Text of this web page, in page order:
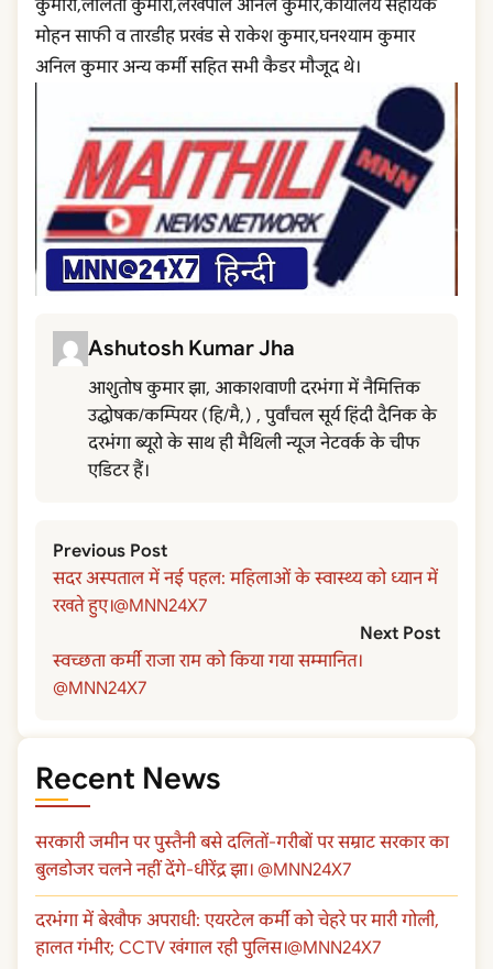
कुमारी,ललिता कुमारी,लेखपाल अनिल कुमार,कार्यालय सहायक
मोहन साफी व तारडीह प्रखंड से राकेश कुमार,घनश्याम कुमार
अनिल कुमार अन्य कर्मी सहित सभी कैडर मौजूद थे।
Ashutosh Kumar Jha
आशुतोष कुमार झा, आकाशवाणी दरभंगा में नैमित्तिक
उद्घोषक/कम्पियर (हि/मै,) , पुर्वांचल सूर्य हिंदी दैनिक के
दरभंगा ब्यूरो के साथ ही मैथिली न्यूज नेटवर्क के चीफ
एडिटर हैं।
Previous Post
सदर अस्पताल में नई पहल: महिलाओं के स्वास्थ्य को ध्यान में
रखते हुए।@MNN24X7
Next Post
स्वच्छता कर्मी राजा राम को किया गया सम्मानित।
@MNN24X7
Recent News
सरकारी जमीन पर पुस्तैनी बसे दलितों-गरीबों पर सम्राट सरकार का
बुलडोजर चलने नहीं देंगे-धीरेंद्र झा। @MNN24X7
दरभंगा में बेखौफ अपराधी: एयरटेल कर्मी को चेहरे पर मारी गोली,
हालत गंभीर; CCTV खंगाल रही पुलिस।@MNN24X7